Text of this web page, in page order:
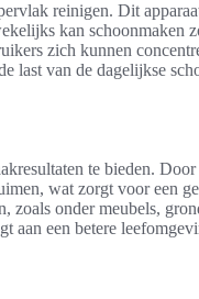
reinigen. Dit
kan schoonmaken
zich kunnen
last van de dagelijkse
te bieden. Door
wat zorgt voor een
onder meubels,
aan een betere